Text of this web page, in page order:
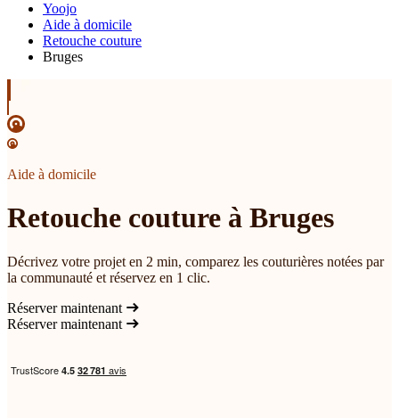
Yoojo
Aide à domicile
Retouche couture
Bruges
Aide à domicile
Retouche couture à Bruges
Décrivez votre projet en 2 min, comparez les couturières notées par
la communauté et réservez en 1 clic.
Réserver maintenant
Réserver maintenant